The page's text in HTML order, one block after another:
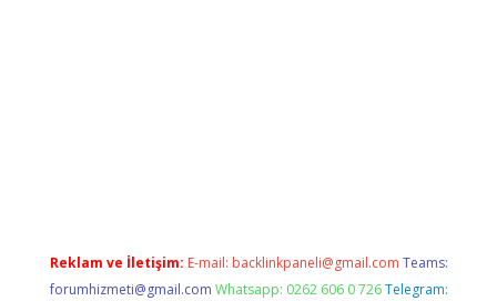
Reklam ve İletişim: E-mail: backlinkpaneli@gmail.com Teams:
forumhizmeti@gmail.com Whatsapp: 0262 606 0 726 Telegram: